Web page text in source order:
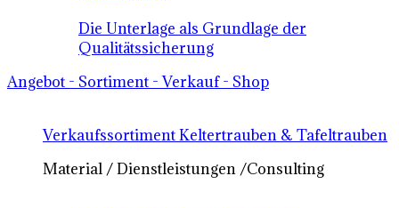
Die Unterlage als Grundlage der
Qualitätssicherung
Angebot - Sortiment - Verkauf - Shop
Verkaufssortiment Keltertrauben & Tafeltrauben
Material / Dienstleistungen /Consulting